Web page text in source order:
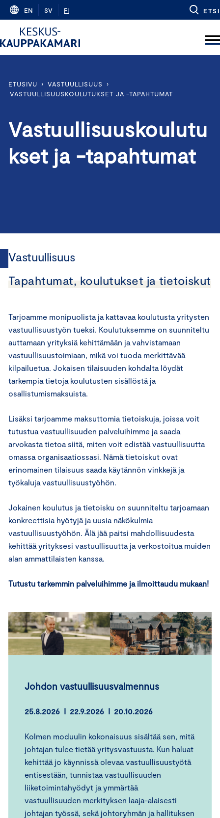
Skip
content
EN SV FI ETSI
ETUSIVU › VASTUULLISUUS
›
VASTUULLISUUSKOULUTUKSET JA -TAPAHTUMAT
Vastuullisuuskoulutu
kset ja -tapahtumat
Vastuullisuus
Tapahtumat, koulutukset ja tietoiskut
Tarjoamme monipuolista ja kattavaa koulutusta yritysten
vastuullisuustyön tueksi. Koulutuksemme on suunniteltu
auttamaan yrityksiä kehittämään ja vahvistamaan
vastuullisuustoimiaan, mikä voi tuoda merkittävää
kilpailuetua. Jokaisen tilaisuuden kohdalta löydät
tarkempia tietoja koulutusten sisällöstä ja
osallistumismaksuista.
Lisäksi tarjoamme maksuttomia tietoiskuja, joissa voit
tutustua vastuullisuuden palveluihimme ja saada
arvokasta tietoa siitä, miten voit edistää vastuullisuutta
omassa organisaatiossasi. Nämä tietoiskut ovat
erinomainen tilaisuus saada käytännön vinkkejä ja
työkaluja vastuullisuustyöhön.
Jokainen koulutus ja tietoisku on suunniteltu tarjoamaan
konkreettisia hyötyjä ja uusia näkökulmia
vastuullisuustyöhön. Älä jää paitsi mahdollisuudesta
kehittää yrityksesi vastuullisuutta ja verkostoitua muiden
alan ammattilaisten kanssa.
Tutustu tarkemmin palveluihimme ja ilmoittaudu mukaan!
Johdon vastuullisuusvalmennus
25.8.2026 I 22.9.2026 I 20.10.2026
Kolmen moduulin kokonaisuus sisältää sen, mitä
johtajan tulee tietää yritysvastuusta. Kun haluat
kehittää jo käynnissä olevaa vastuullisuustyötä
entisestään, tunnistaa vastuullisuuden
liiketoimintahyödyt ja ymmärtää
vastuullisuuden merkityksen laaja-alaisesti
johtajan työssä, sekä johtoryhmän ja hallituksen